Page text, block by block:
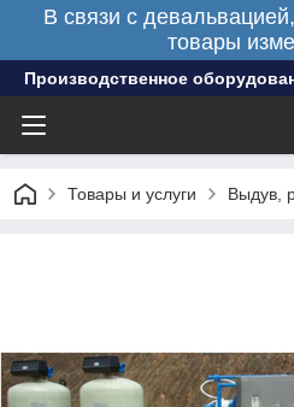
В связи с
товары
Производственное
Товары и услуги Выдув,